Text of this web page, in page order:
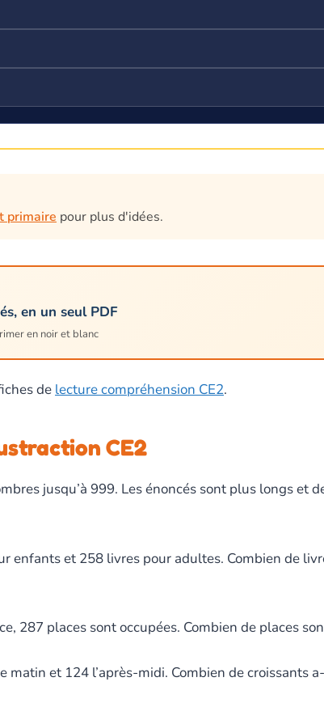
primaire pour plus d'idées.
en un seul PDF
en noir et blanc
de lecture compréhension CE2.
CE2
jusqu’à 999. Les énoncés sont plus longs et
enfants et 258 livres pour adultes. Combien de
287 places sont occupées. Combien de places
matin et 124 l’après-midi. Combien de croissants